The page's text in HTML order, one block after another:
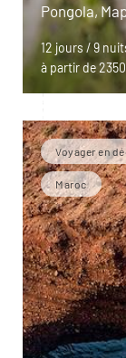
Pongola,
12 jours / 9
à partir de
Voyager en
Maroc